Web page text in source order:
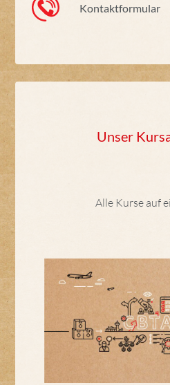
Kontaktformular
Unser
Alle Kurse auf